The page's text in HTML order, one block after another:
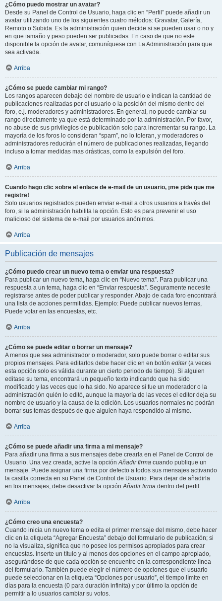
¿Cómo puedo mostrar un avatar?
Desde su Panel de Control de Usuario, haga clic en “Perfil” puede añadir un
avatar utilizando uno de los siguientes cuatro métodos: Gravatar, Galería,
Remoto o Subida. Es la administración quien decide si se pueden usar o no y
en que tamaño y peso pueden ser publicadas. En caso de que no este
disponible la opción de avatar, comuníquese con La Administración para que
sea activada.
Arriba
¿Cómo se puede cambiar mi rango?
Los rangos aparecen debajo del nombre de usuario e indican la cantidad de
publicaciones realizadas por el usuario o la posición del mismo dentro del
foro, e.j. moderadores y administradores. En general, no puede cambiar su
rango directamente ya que está determinado por la administración. Por favor,
no abuse de sus privilegios de publicación solo para incrementar su rango. La
mayoría de los foros lo consideran “spam”, no lo toleran, y moderadores o
administradores reducirán el número de publicaciones realizadas, llegando
incluso a tomar medidas mas drásticas, como la expulsión del foro.
Arriba
Cuando hago clic sobre el enlace de e-mail de un usuario, ¡me pide que me
registre!
Solo usuarios registrados pueden enviar e-mail a otros usuarios a través del
foro, si la administración habilita la opción. Esto es para prevenir el uso
malicioso del sistema de e-mail por usuarios anónimos.
Arriba
Publicación de mensajes
¿Cómo puedo crear un nuevo tema o enviar una respuesta?
Para publicar un nuevo tema, haga clic en “Nuevo tema”. Para publicar una
respuesta a un tema, haga clic en “Enviar respuesta”. Seguramente necesite
registrarse antes de poder publicar y responder. Abajo de cada foro encontrará
una lista de acciones permitidas. Ejemplo: Puede publicar nuevos temas,
Puede votar en las encuestas, etc.
Arriba
¿Cómo se puede editar o borrar un mensaje?
A menos que sea administrador o moderador, solo puede borrar o editar sus
propios mensajes. Para editarlos debe hacer clic en en botón editar(a veces
esta opción solo es válida durante un cierto periodo de tiempo). Si alguien
editase su tema, encontrará un pequeño texto indicando que ha sido
modificado y las veces que lo ha sido. No aparece si fue un moderador o la
administración quién lo editó, aunque la mayoría de las veces el editor deja su
nombre de usuario y la causa de la edición. Los usuarios normales no podrán
borrar sus temas después de que alguien haya respondido al mismo.
Arriba
¿Cómo se puede añadir una firma a mi mensaje?
Para añadir una firma a sus mensajes debe crearla en el Panel de Control de
Usuario. Una vez creada, active la opciónAñadir firma cuando publique un
mensaje. Puede asignar una firma por defecto a todos sus mensajes activando
la casilla correcta en su Panel de Control de Usuario. Para dejar de añadirla
en los mensajes, debe desactivar la opciónAñadir firma dentro del perfil.
Arriba
¿Cómo creo una encuesta?
Cuando inicia un nuevo tema o edita el primer mensaje del mismo, debe hacer
clic en la etiqueta “Agregar Encuesta” debajo del formulario de publicación; si
no la visualiza, significa que no posee los permisos apropiados para crear
encuestas. Inserte un título y al menos dos opciones en el campo apropiado,
asegurándose de que cada opción se encuentre en la correspondiente línea
del formulario. También puede elegir el número de opciones que el usuario
puede seleccionar en la etiqueta “Opciones por usuario”, el tiempo límite en
días para la encuesta (0 para duración infinita) y por último la opción de
permitir a lo usuarios cambiar su votos.